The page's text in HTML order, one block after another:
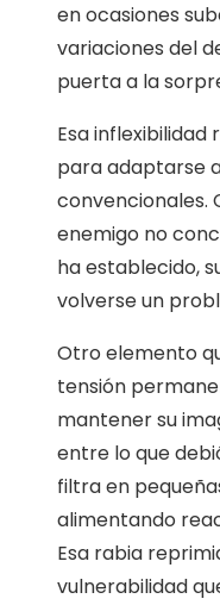
en ocasiones
variaciones del
puerta a la
Esa
para adaptarse
convencionales.
enemigo no
ha establecido,
volverse un
Otro elemento
tensión
mantener su
entre lo que
filtra en
alimentando
Esa rabia
vulnerabilidad